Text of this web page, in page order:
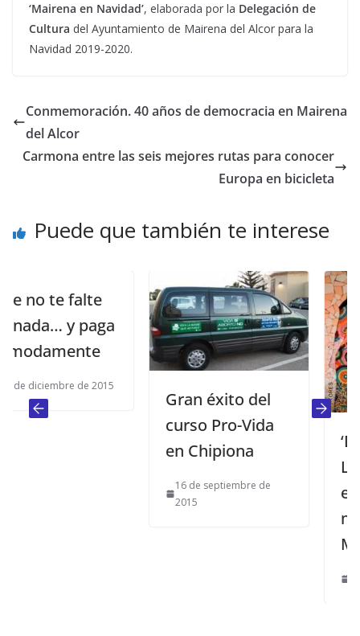
‘Mairena en Navidad’, elaborada por la Delegación de
Cultura del Ayuntamiento de Mairena del Alcor para la
Navidad 2019-2020.
Conmemoración. 40 años de democracia en Mairena
del Alcor
Carmona entre las seis mejores rutas para conocer
Europa en bicicleta
Puede que también te interese
te falte
y paga
de 2015
Gran éxito del
curso Pro-Vida
en Chipiona
16 de septiembre de
Los
13 de